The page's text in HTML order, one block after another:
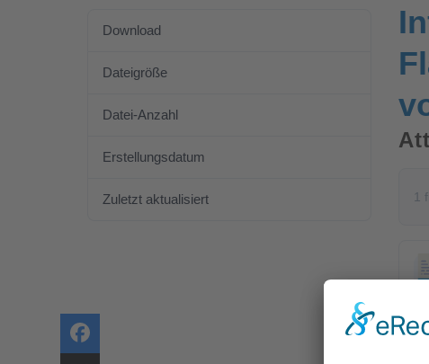
Download
Dateigröße
Datei-Anzahl
Erstellungsdatum
Zuletzt aktualisiert 1